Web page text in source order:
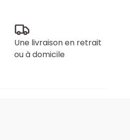
Une livraison en retrait
ou à domicile